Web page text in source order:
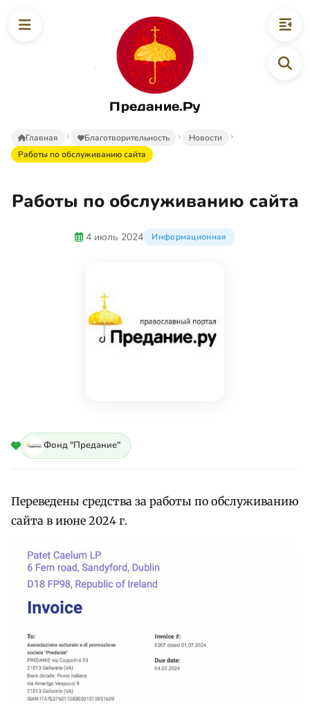
Предание.Ру
Главная Благотворительность
Новости
Работы по обслуживанию сайта
Работы по обслуживанию сайта
4 июль 2024 Информационная
Фонд "Предание"
Переведены средства за работы по обслуживанию
сайта в июне 2024 г.